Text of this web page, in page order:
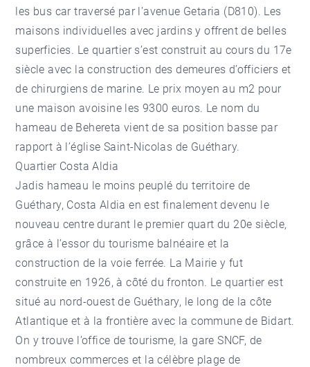
les bus car traversé par l’avenue Getaria (D810). Les
maisons individuelles avec jardins y offrent de belles
superficies. Le quartier s’est construit au cours du 17e
siècle avec la construction des demeures d’officiers et
de chirurgiens de marine. Le prix moyen au m2 pour
une maison avoisine les 9300 euros. Le nom du
hameau de Behereta vient de sa position basse par
rapport à l’église Saint-Nicolas de Guéthary.
Quartier Costa Aldia
Jadis hameau le moins peuplé du territoire de
Guéthary, Costa Aldia en est finalement devenu le
nouveau centre durant le premier quart du 20e siècle,
grâce à l’essor du tourisme balnéaire et la
construction de la voie ferrée. La Mairie y fut
construite en 1926, à côté du fronton. Le quartier est
situé au nord-ouest de Guéthary, le long de la côte
Atlantique et à la frontière avec la commune de Bidart.
On y trouve l’office de tourisme, la gare SNCF, de
nombreux commerces et la célèbre plage de